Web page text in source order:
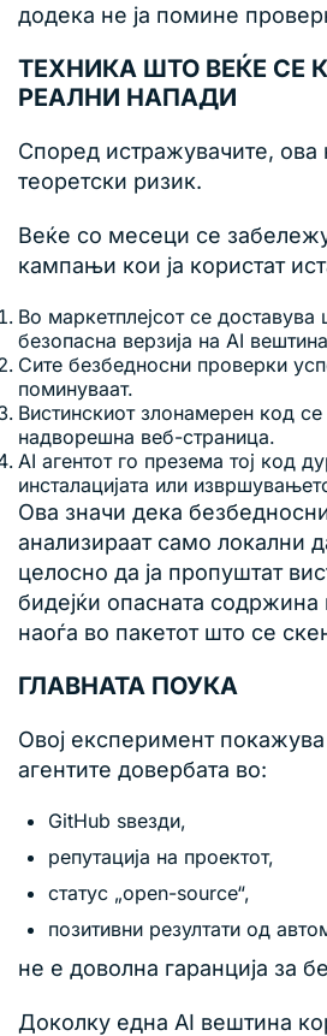
додека не ја помине
ТЕХНИКА ШТО ВЕЌЕ СЕ
РЕАЛНИ НАПАДИ
Според истражувачите, ова
теоретски ризик.
Веќе со месеци се
кампањи кои ја користат
Во маркетплејсот се доставува
безопасна верзија на AI
Сите безбедносни проверки
поминуваат.
Вистинскиот злонамерен код
надворешна веб-страница.
AI агентот го презема тој код
инсталацијата или
Ова значи дека
анализираат само локални
целосно да ја пропуштат
бидејќи опасната
наоѓа во пакетот што се
ГЛАВНАТА ПОУКА
Овој експеримент покажува
агентите довербата во:
GitHub ѕвезди,
репутација на проектот,
статус „open-source“,
позитивни резултати од
не е доволна гаранција за
Доколку една AI вештина